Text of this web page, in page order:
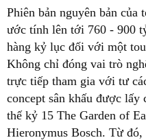
Phiên bản nguyên bản
ước tính lên tới 760 - 900
hàng kỷ lục đối với một
Không chỉ đóng vai trò
trực tiếp tham gia với tư
concept sân khấu được
thế kỷ 15 The Garden of
Hieronymus Bosch. Từ